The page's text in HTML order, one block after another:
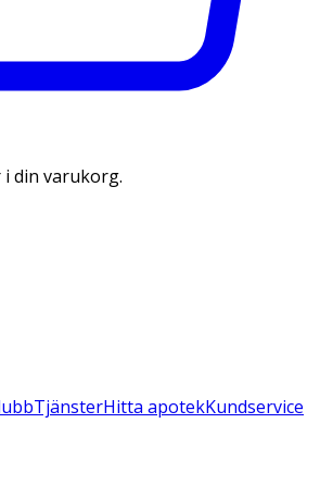
din varukorg.
TjänsterHitta apotekKundservice